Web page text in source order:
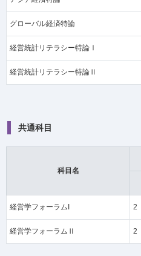
グローバル経済特論
経営統計リテラシー特論Ⅰ
経営統計リテラシー特論Ⅱ
共通科目
科目名
経営学フォーラムI 2
経営学フォーラムⅡ 2